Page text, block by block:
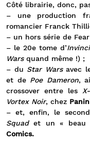
Côté librairie, donc,
– une production
romancier Franck
– un hors série de
– le 20e tome d’
Warsquand même !) ;
– du Star Warsavec
et de Poe Dameron,
crossover entre les
Vortex Noir, chez
– et, enfin, le
Squadet un « beau
Comics.